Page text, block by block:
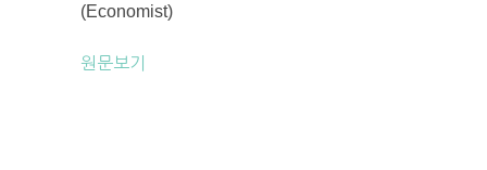
(Economist)
원문보기